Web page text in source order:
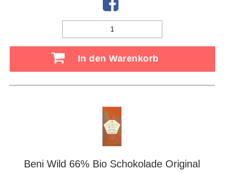
In den Warenkorb
Beni Wild 66% Bio Schokolade Original